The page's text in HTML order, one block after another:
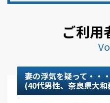
ご利用
妻の浮気を疑って・・・
(40代男性、奈良県大